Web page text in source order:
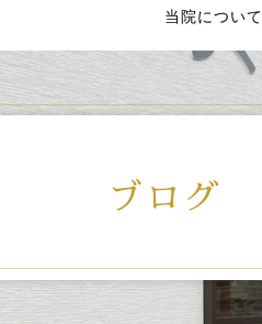
当院について
ブログ